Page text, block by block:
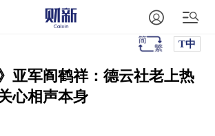
T中
亚军阎鹤祥：德云社老上热
心相声本身